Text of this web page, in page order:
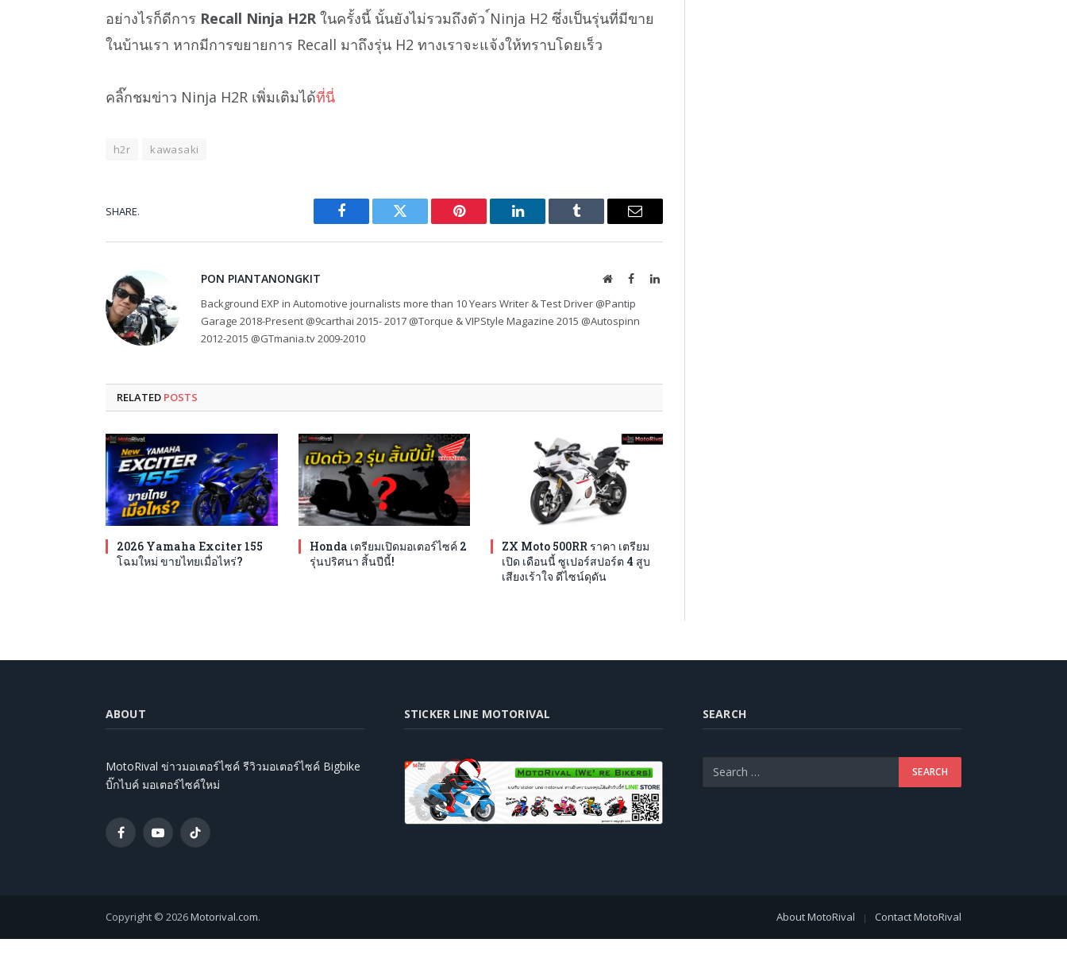
อย่างไรก็ดีการ Recall Ninja H2R ในครั้งนี้ นั้นยังไม่รวมถึงตัว ์Ninja H2 ซึ่งเป็นรุ่นที่มีขาย
ในบ้านเรา หากมีการขยายการ Recall มาถึงรุ่น H2 ทางเราจะแจ้งให้ทราบโดยเร็ว
คลิ๊กชมข่าว Ninja H2R เพิ่มเติมได้ที่นี่
h2r kawasaki
SHARE.
Facebook Twitter Pinterest LinkedIn Tumblr Email
PON PIANTANONGKIT WebsiteFacebookLinkedIn
Background EXP in Automotive journalists more than 10 Years Writer & Test Driver @Pantip
Garage 2018-Present @9carthai 2015- 2017 @Torque & VIPStyle Magazine 2015 @Autospinn
2012-2015 @GTmania.tv 2009-2010
RELATED POSTS
2026 Yamaha Exciter 155
โฉมใหม่ ขายไทยเมื่อไหร่?
Honda เตรียมเปิดมอเตอร์ไซค์ 2
รุ่นปริศนา สิ้นปีนี้!
ZX Moto 500RR ราคา เตรียม
เปิด เดือนนี้ ซูเปอร์สปอร์ต 4 สูบ
เสียงเร้าใจ ดีไซน์ดุดัน
ABOUT
MotoRival ข่าวมอเตอร์ไซค์ รีวิวมอเตอร์ไซค์ Bigbike
บิ๊กไบค์ มอเตอร์ไซค์ใหม่
FacebookYouTubeTikTok
STICKER LINE MOTORIVAL SEARCH
Copyright © 2026Motorival.com. About MotoRival Contact MotoRival